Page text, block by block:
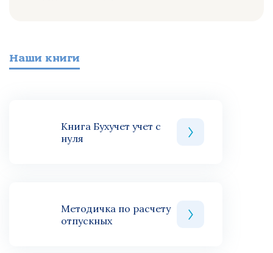
Наши книги
Книга Бухучет учет с
нуля
Методичка по расчету
отпускных